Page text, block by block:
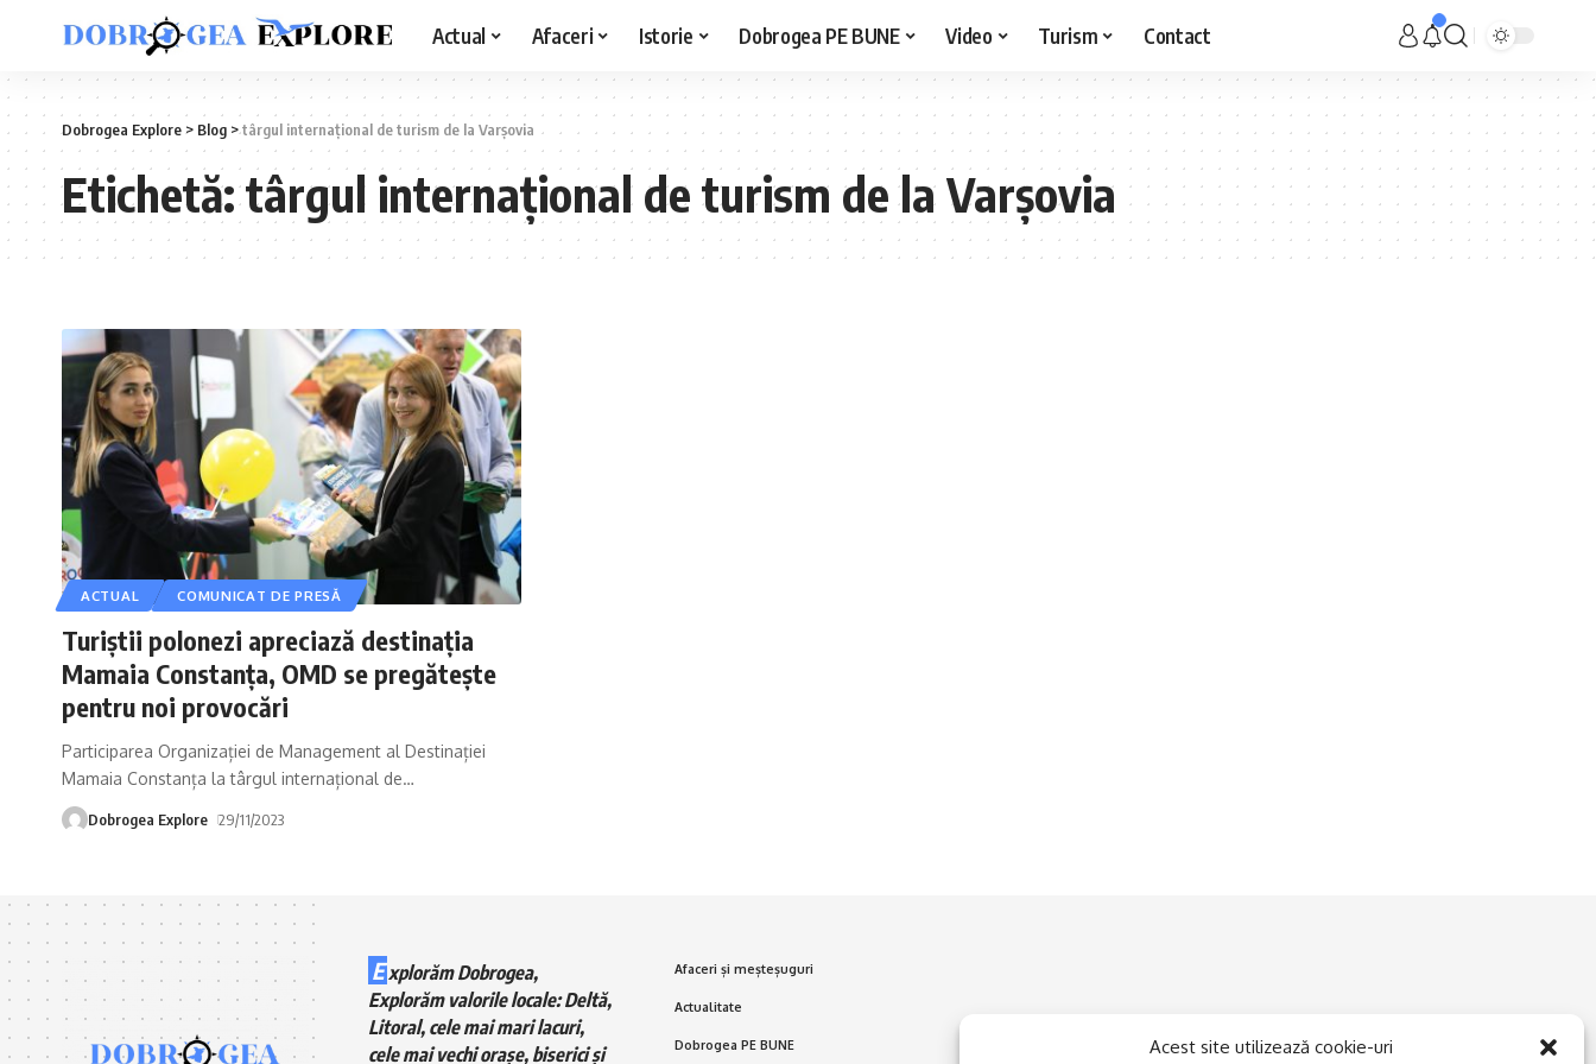
Acest site utilizează cookie-uri
Actual Afaceri Istorie Dobrogea PE BUNE Video Turism Contact
Dobrogea Explore> Blog >târgul internațional de turism de la Varșovia
Etichetă:târgul internațional de turism de la Varșovia
ACTUAL COMUNICAT DE PRESĂ
Turiștii polonezi apreciază destinația
Mamaia Constanța, OMD se pregătește
pentru noi provocări
Participarea Organizației de Management al Destinației
Mamaia Constanța la târgul internațional de…
Dobrogea Explore 29/11/2023
E xplorăm Dobrogea,
Explorăm valorile locale: Deltă,
Litoral, cele mai mari lacuri,
cele mai vechi orașe, biserici și
Afaceri și meșteșuguri
Actualitate
Dobrogea PE BUNE